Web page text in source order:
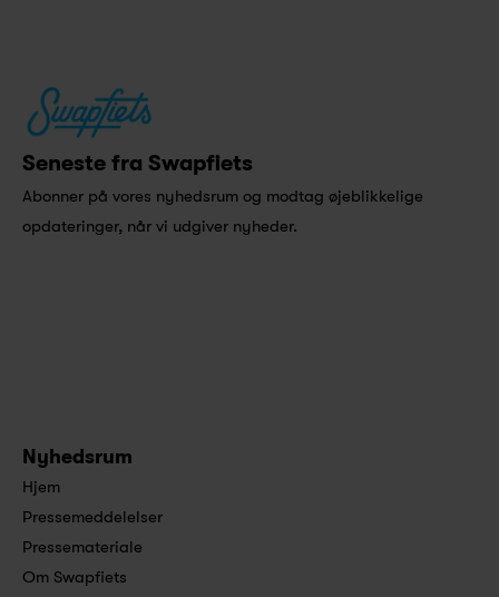
Seneste fra Swapfiets
Abonner på vores nyhedsrum og modtag øjeblikkelige
opdateringer, når vi udgiver nyheder.
Nyhedsrum
Hjem
Pressemeddelelser
Pressemateriale
Om Swapfiets